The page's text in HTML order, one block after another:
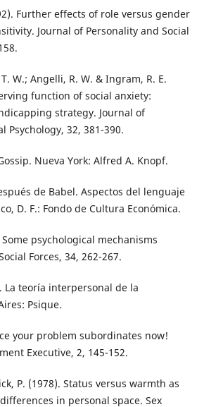
Further effects of role versus gender
Journal of Personality and Social
W.; Angelli, R. W. & Ingram, R. E.
function of social anxiety:
strategy. Journal of
Psychology, 32, 381-390.
Nueva York: Alfred A. Knopf.
de Babel. Aspectos del lenguaje
D. F.: Fondo de Cultura Económica.
psychological mechanisms
Forces, 34, 262-267.
La teoría interpersonal de la
Psique.
your problem subordinates now!
Executive, 2, 145-152.
P. (1978). Status versus warmth as
in personal space. Sex